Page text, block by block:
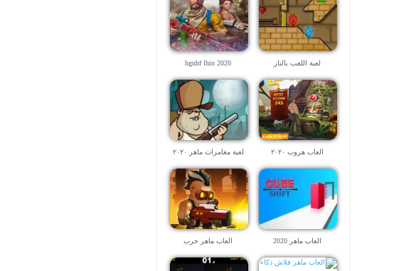
لعبة اللعب بالنار hguhf lhin 2020
العاب هروب ٢٠٢٠ لعبة مغامرات ماهر ٢٠٢٠
العاب ماهر 2020 العاب ماهر حرب